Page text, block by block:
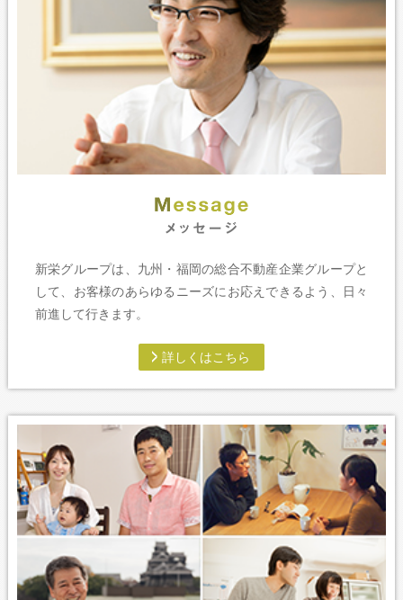
新栄グループは、九州・福岡の総合不動産企業グループと
して、お客様のあらゆるニーズにお応えできるよう、日々
前進して行きます。
詳しくはこちら